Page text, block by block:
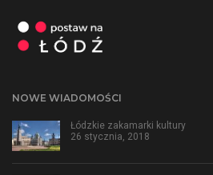
NOWE WIADOMOŚCI
Łódzkie zakamarki kultury
26 stycznia, 2018